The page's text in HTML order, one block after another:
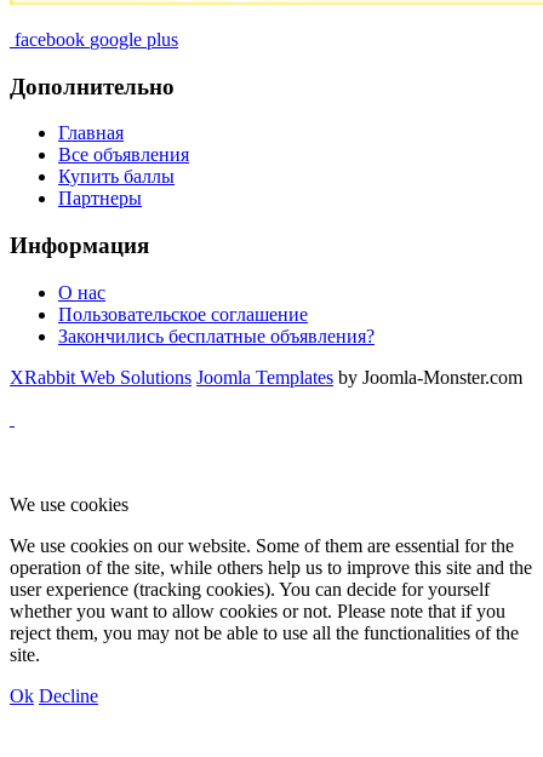
facebook google plus
Дополнительно
Главная
Все объявления
Купить баллы
Партнеры
Информация
О нас
Пользовательское соглашение
Закончились бесплатные объявления?
XRabbit Web Solutions Joomla Templates by Joomla-Monster.com
We use cookies
We use cookies on our website. Some of them are essential for the
operation of the site, while others help us to improve this site and the
user experience (tracking cookies). You can decide for yourself
whether you want to allow cookies or not. Please note that if you
reject them, you may not be able to use all the functionalities of the
site.
Ok Decline